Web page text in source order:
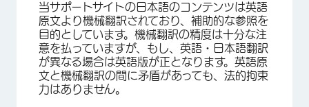
当サポートサイトの日本語のコンテンツは英語
原文より機械翻訳されており、補助的な参照を
目的としています。機械翻訳の精度は十分な注
意を払っていますが、もし、英語・日本語翻訳
が異なる場合は英語版が正となります。英語原
文と機械翻訳の間に矛盾があっても、法的拘束
力はありません。